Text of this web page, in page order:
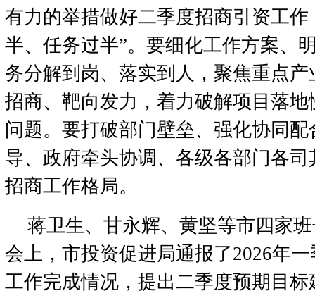
有力的举措做好二季度招商引资工作
半、任务过半”。要细化工作方案、
务分解到岗、落实到人，聚焦重点
招商、靶向发力，着力破解项目落
问题。要打破部门壁垒、强化协同
导、政府牵头协调、各级各部门各
招商工作格局。
蒋卫生、甘永辉、黄坚等市四家
会上，市投资促进局通报了2026年
工作完成情况，提出二季度预期目